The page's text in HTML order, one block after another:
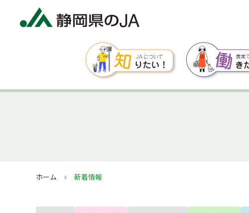
ホーム 新着情報